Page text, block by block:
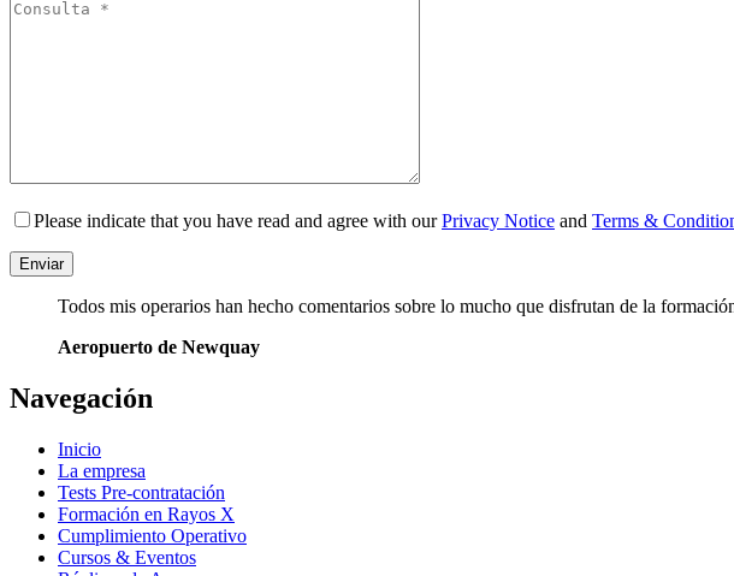
Please indicate that you have read and agree with ourPrivacy Notice and Terms &
Todos mis operarios han hecho comentarios sobre lo mucho que disfrutan de la
Aeropuerto de Newquay
Navegación
Inicio
La empresa
Tests Pre-contratación
Formación en Rayos X
Cumplimiento Operativo
Cursos & Eventos